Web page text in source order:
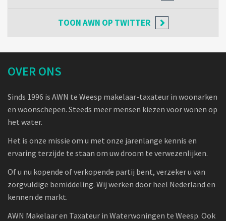
TOONAWN OP TWITTER
OVER ONS
Sinds 1996 is AWN te Weesp makelaar-taxateur in woonarken
en woonschepen. Steeds meer mensen kiezen voor wonen op
het water.
Het is onze missie om u met onze jarenlange kennis en
ervaring terzijde te staan om uw droom te verwezenlijken.
Of u nu kopende of verkopende partij bent, verzeker u van
zorgvuldige bemiddeling. Wij werken door heel Nederland en
kennen de markt.
AWN Makelaar en Taxateur in Waterwoningen te Weesp. Ook